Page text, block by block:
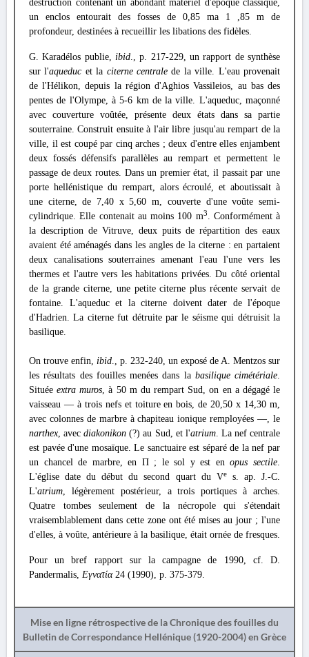
destruction contenant un abondant matériel d'époque classique,
un enclos entourait des fosses de 0,85 ma 1 ,85 m de
profondeur, destinées à recueillir les libations des fidèles.
G. Karadélos publie, ibid., p. 217-229, un rapport de synthèse
sur l'aqueduc et la citerne centrale de la ville. L'eau provenait
de l'Hélikon, depuis la région d'Aghios Vassileios, au bas des
pentes de l'Olympe, à 5-6 km de la ville. L'aqueduc, maçonné
avec couverture voûtée, présente deux états dans sa partie
souterraine. Construit ensuite à l'air libre jusqu'au rempart de la
ville, il est coupé par cinq arches ; deux d'entre elles enjambent
deux fossés défensifs parallèles au rempart et permettent le
passage de deux routes. Dans un premier état, il passait par une
porte hellénistique du rempart, alors écroulé, et aboutissait à
une citerne, de 7,40 x 5,60 m, couverte d'une voûte semi-
cylindrique. Elle contenait au moins 100 m3. Conformément à
la description de Vitruve, deux puits de répartition des eaux
avaient été aménagés dans les angles de la citerne : en partaient
deux canalisations souterraines amenant l'eau l'une vers les
thermes et l'autre vers les habitations privées. Du côté oriental
de la grande citerne, une petite citerne plus récente servait de
fontaine. L'aqueduc et la citerne doivent dater de l'époque
d'Hadrien. La citerne fut détruite par le séisme qui détruisit la
basilique.
On trouve enfin, ibid., p. 232-240, un exposé de A. Mentzos sur
les résultats des fouilles menées dans la basilique cimétériale.
Situéeextra muros, à 50 m du rempart Sud, on en a dégagé le
vaisseau — à trois nefs et toiture en bois, de 20,50 x 14,30 m,
avec colonnes de marbre à chapiteau ionique remployées —, le
narthex, avecdiakonikon(?) au Sud, et l'atrium. La nef centrale
est pavée d'une mosaïque. Le sanctuaire est séparé de la nef par
un chancel de marbre, en Π ; le sol y est enopus sectile.
L'église date du début du second quart du Ves. ap. J.-C.
L'atrium, légèrement postérieur, a trois portiques à arches.
Quatre tombes seulement de la nécropole qui s'étendait
vraisemblablement dans cette zone ont été mises au jour ; l'une
d'elles, à voûte, antérieure à la basilique, était ornée de fresques.
Pour un bref rapport sur la campagne de 1990, cf. D.
Pandermalis, Εγνατία 24 (1990), p. 375-379.
Mise en ligne rétrospective de la Chronique des fouilles du
Bulletin de Correspondance Hellénique (1920-2004) en Grèce